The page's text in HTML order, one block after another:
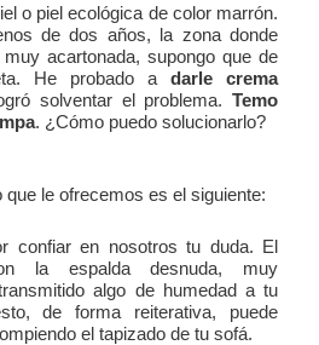
o piel ecológica de color marrón.
de dos años, la zona donde
acartonada, supongo que de
He probado a darle crema
solventar el problema. Temo
. ¿Cómo puedo solucionarlo?
le ofrecemos es el siguiente:
confiar en nosotros tu duda. El
la espalda desnuda, muy
algo de humedad a tu
de forma reiterativa, puede
el tapizado de tu sofá.